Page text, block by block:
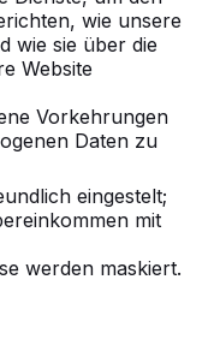
wie unsere
wie sie über die
Website
Vorkehrungen
Daten zu
eingestelt;
mit
werden maskiert.